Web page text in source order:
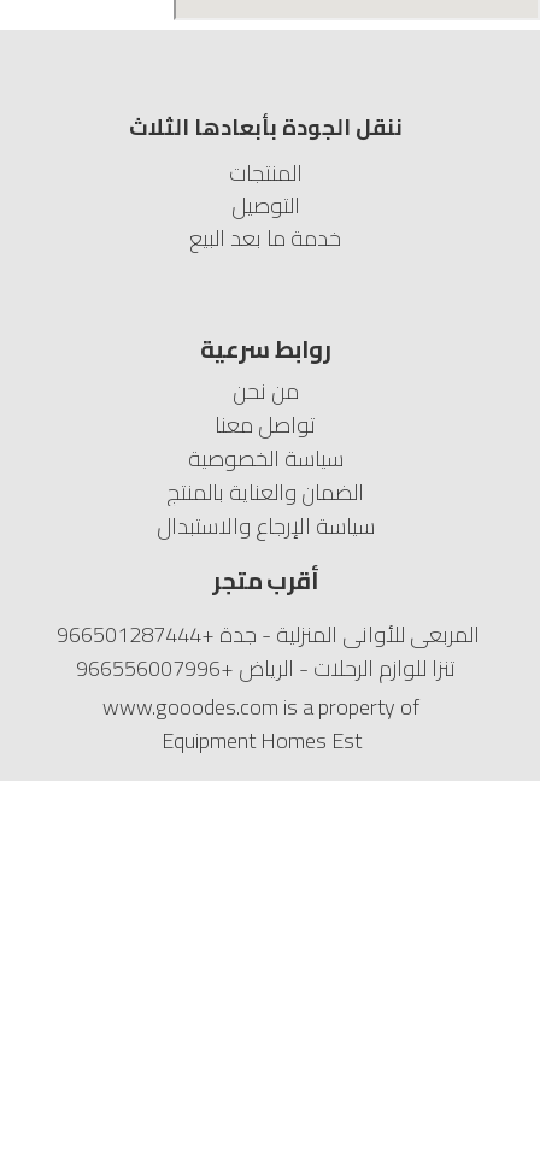
ننقل الجودة بأبعادها الثلاث
المنتجات
التوصيل
خدمة ما بعد البيع
روابط سرعية
من نحن
تواصل معنا
سياسة الخصوصية
الضمان والعناية بالمنتج
سياسة الإرجاع والاستبدال
أقرب متجر
المربعي للأواني المنزلية - جدة+966501287444
تنزا للوازم الرحلات - الرياض+966556007996
www.gooodes.com is a property of
Equipment Homes Est